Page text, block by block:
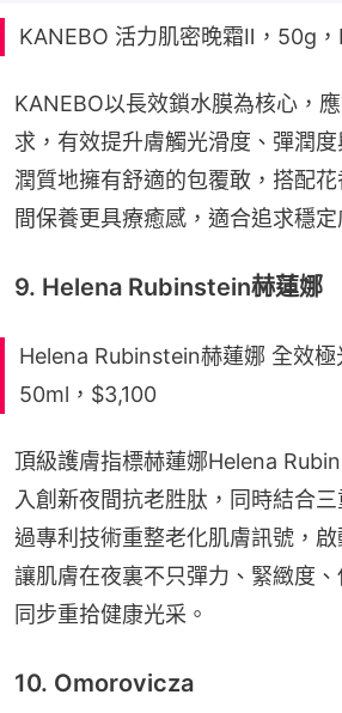
KANEBO 活力肌密晚霜Ⅱ，50g
KANEBO以長效鎖水膜為核心，
求，有效提升膚觸光滑度、彈潤
潤質地擁有舒適的包覆敢，搭配
間保養更具療癒感，適合追求穩定
9. Helena Rubinstein赫蓮娜
Helena Rubinstein赫蓮娜 全效極
50ml，$3,100
頂級護膚指標赫蓮娜Helena
入創新夜間抗老胜肽，同時結合
過專利技術重整老化肌膚訊號，啟
讓肌膚在夜裏不只彈力、緊緻度
同步重拾健康光采。
10. Omorovicza